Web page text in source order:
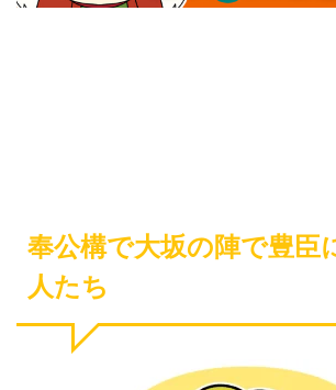
奉公構で大坂の陣で豊臣
人たち